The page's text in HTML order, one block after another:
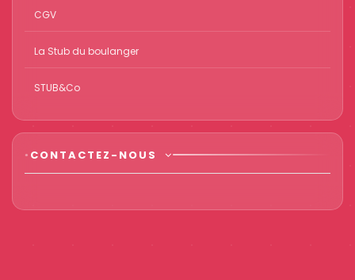
CGV
La Stub du boulanger
STUB&Co
CONTACTEZ-NOUS